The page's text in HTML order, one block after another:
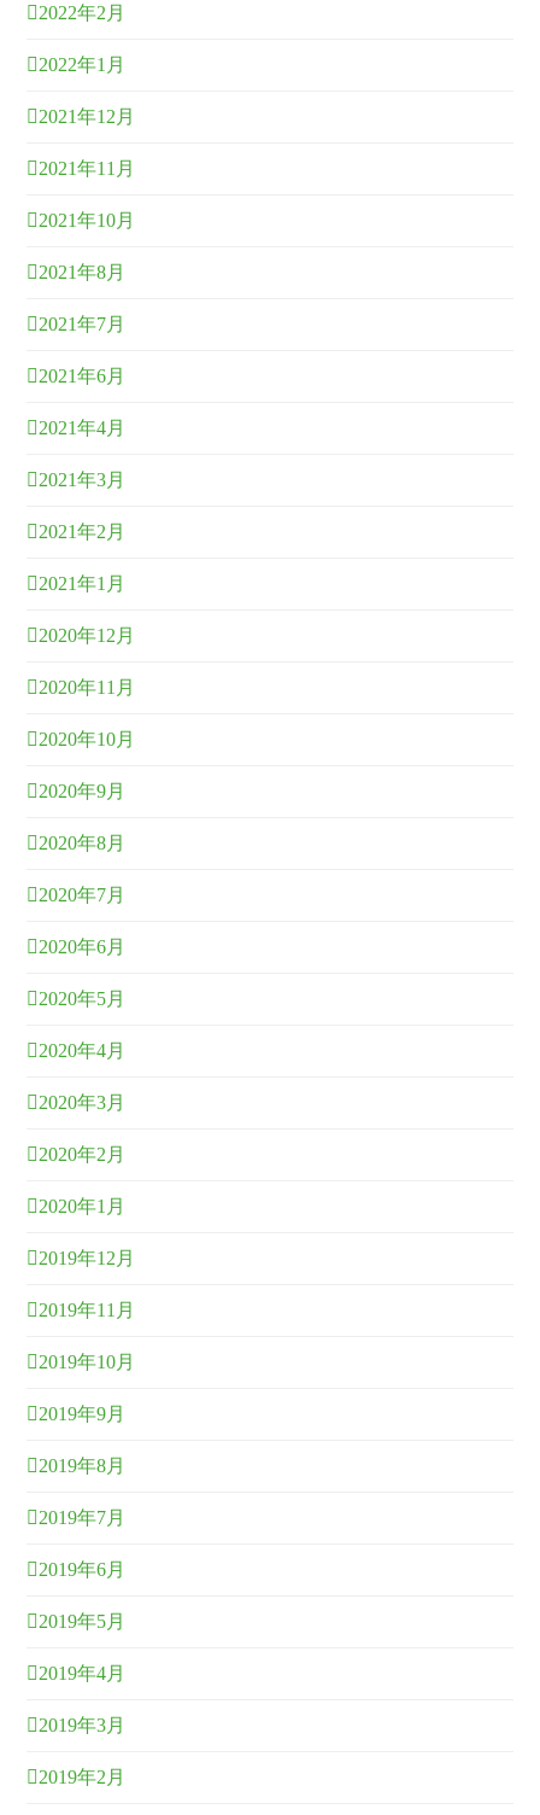
2022年2月
2022年1月
2021年12月
2021年11月
2021年10月
2021年8月
2021年7月
2021年6月
2021年4月
2021年3月
2021年2月
2021年1月
2020年12月
2020年11月
2020年10月
2020年9月
2020年8月
2020年7月
2020年6月
2020年5月
2020年4月
2020年3月
2020年2月
2020年1月
2019年12月
2019年11月
2019年10月
2019年9月
2019年8月
2019年7月
2019年6月
2019年5月
2019年4月
2019年3月
2019年2月